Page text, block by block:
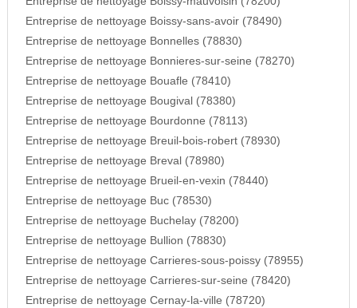
Entreprise de nettoyage Boissy-sans-avoir (78490)
Entreprise de nettoyage Bonnelles (78830)
Entreprise de nettoyage Bonnieres-sur-seine (78270)
Entreprise de nettoyage Bouafle (78410)
Entreprise de nettoyage Bougival (78380)
Entreprise de nettoyage Bourdonne (78113)
Entreprise de nettoyage Breuil-bois-robert (78930)
Entreprise de nettoyage Breval (78980)
Entreprise de nettoyage Brueil-en-vexin (78440)
Entreprise de nettoyage Buc (78530)
Entreprise de nettoyage Buchelay (78200)
Entreprise de nettoyage Bullion (78830)
Entreprise de nettoyage Carrieres-sous-poissy (78955)
Entreprise de nettoyage Carrieres-sur-seine (78420)
Entreprise de nettoyage Cernay-la-ville (78720)